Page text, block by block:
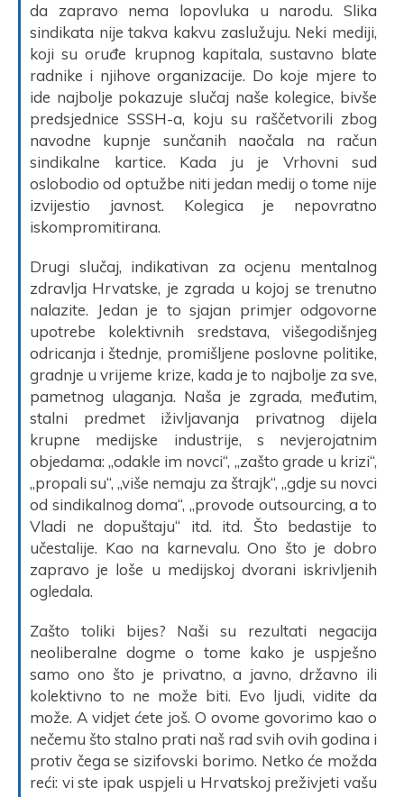
da zapravo nema lopovluka u narodu. Slika
sindikata nije takva kakvu zaslužuju. Neki mediji,
koji su oruđe krupnog kapitala, sustavno blate
radnike i njihove organizacije. Do koje mjere to
ide najbolje pokazuje slučaj naše kolegice, bivše
predsjednice SSSH-a, koju su raščetvorili zbog
navodne kupnje sunčanih naočala na račun
sindikalne kartice. Kada ju je Vrhovni sud
oslobodio od optužbe niti jedan medij o tome nije
izvijestio javnost. Kolegica je nepovratno
iskompromitirana.
Drugi slučaj, indikativan za ocjenu mentalnog
zdravlja Hrvatske, je zgrada u kojoj se trenutno
nalazite. Jedan je to sjajan primjer odgovorne
upotrebe kolektivnih sredstava, višegodišnjeg
odricanja i štednje, promišljene poslovne politike,
gradnje u vrijeme krize, kada je to najbolje za sve,
pametnog ulaganja. Naša je zgrada, međutim,
stalni predmet iživljavanja privatnog dijela
krupne medijske industrije, s nevjerojatnim
objedama: „odakle im novci“, „zašto grade u krizi“,
„propali su“, „više nemaju za štrajk“, „gdje su novci
od sindikalnog doma“, „provode outsourcing, a to
Vladi ne dopuštaju“ itd. itd. Što bedastije to
učestalije. Kao na karnevalu. Ono što je dobro
zapravo je loše u medijskoj dvorani iskrivljenih
ogledala.
Zašto toliki bijes? Naši su rezultati negacija
neoliberalne dogme o tome kako je uspješno
samo ono što je privatno, a javno, državno ili
kolektivno to ne može biti. Evo ljudi, vidite da
može. A vidjet ćete još. O ovome govorimo kao o
nečemu što stalno prati naš rad svih ovih godina i
protiv čega se sizifovski borimo. Netko će možda
reći: vi ste ipak uspjeli u Hrvatskoj preživjeti vašu